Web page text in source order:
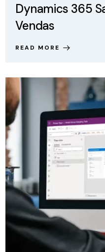
Dynamics 365
Vendas
READ MORE